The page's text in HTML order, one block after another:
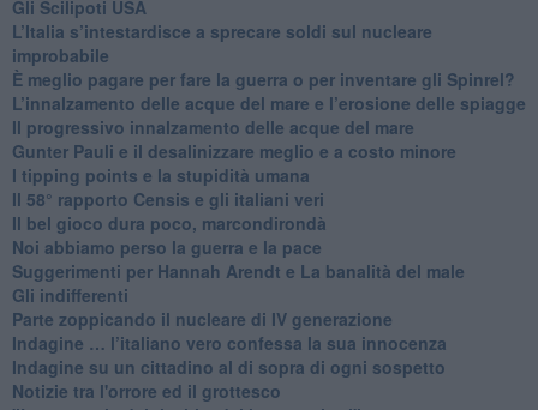
​Gli Scilipoti USA
L’Italia s’intestardisce a sprecare soldi sul nucleare
improbabile
È meglio pagare per fare la guerra o per inventare gli Spinrel?
​L’innalzamento delle acque del mare e l’erosione delle spiagge
​Il progressivo innalzamento delle acque del mare
​Gunter Pauli e il desalinizzare meglio e a costo minore
I tipping points e la stupidità umana
​Il 58° rapporto Censis e gli italiani veri
​Il bel gioco dura poco, marcondirondà
Noi abbiamo perso la guerra e la pace
Suggerimenti per Hannah Arendt e La banalità del male
​Gli indifferenti
Parte zoppicando il nucleare di IV generazione
​Indagine … l’italiano vero confessa la sua innocenza
Indagine su un cittadino al di sopra di ogni sospetto
Notizie tra l'orrore ed il grottesco